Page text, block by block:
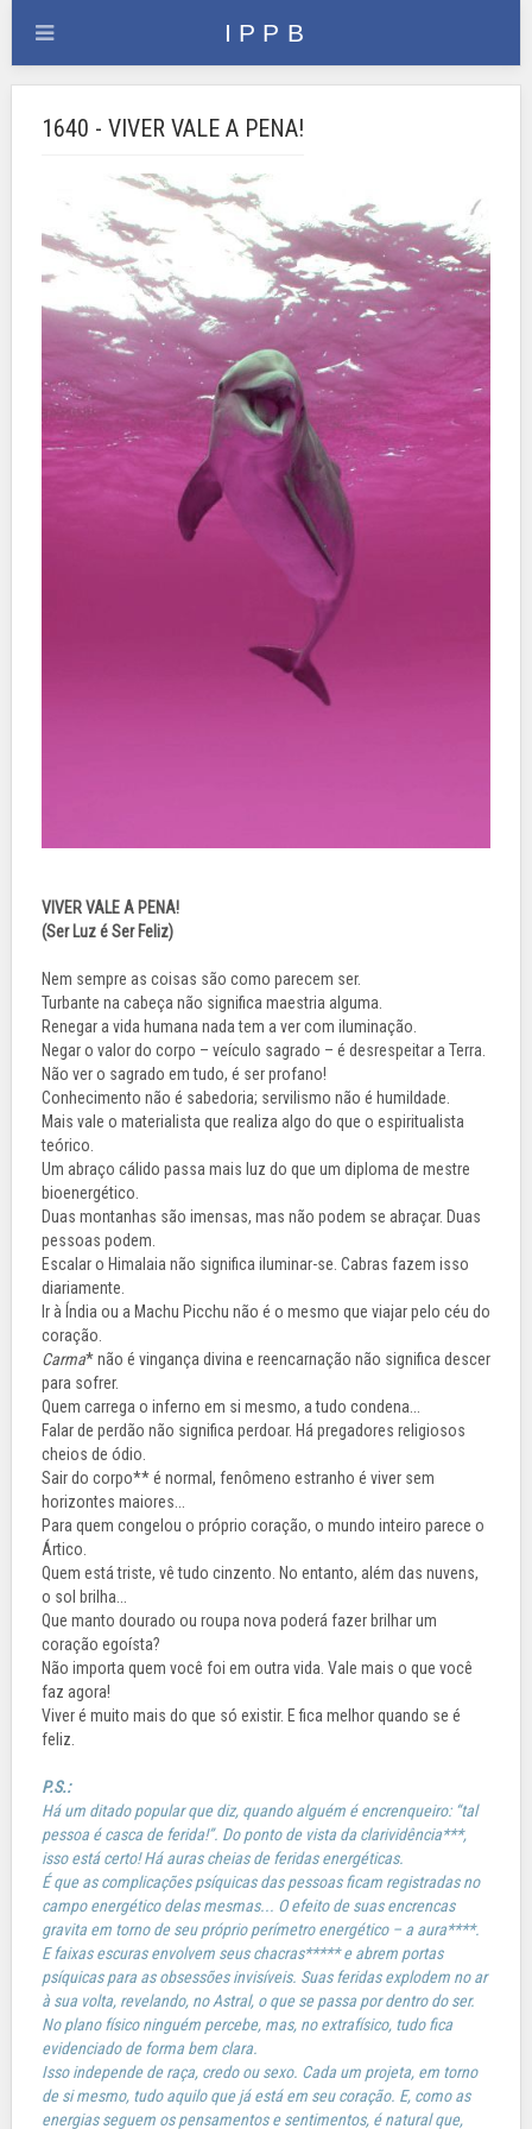
1640 - VIVER VALE A PENA!
VIVER VALE A PENA!
(Ser Luz é Ser Feliz)
Nem sempre as coisas são como parecem ser.
Turbante na cabeça não significa maestria alguma.
Renegar a vida humana nada tem a ver com iluminação.
Negar o valor do corpo – veículo sagrado – é desrespeitar a Terra.
Não ver o sagrado em tudo, é ser profano!
Conhecimento não é sabedoria; servilismo não é humildade.
Mais vale o materialista que realiza algo do que o espiritualista
teórico.
Um abraço cálido passa mais luz do que um diploma de mestre
bioenergético.
Duas montanhas são imensas, mas não podem se abraçar. Duas
pessoas podem.
Escalar o Himalaia não significa iluminar-se. Cabras fazem isso
diariamente.
Ir à Índia ou a Machu Picchu não é o mesmo que viajar pelo céu do
coração.
Carma* não é vingança divina e reencarnação não significa descer
para sofrer.
Quem carrega o inferno em si mesmo, a tudo condena...
Falar de perdão não significa perdoar. Há pregadores religiosos
cheios de ódio.
Sair do corpo** é normal, fenômeno estranho é viver sem
horizontes maiores...
Para quem congelou o próprio coração, o mundo inteiro parece o
Ártico.
Quem está triste, vê tudo cinzento. No entanto, além das nuvens,
o sol brilha...
Que manto dourado ou roupa nova poderá fazer brilhar um
coração egoísta?
Não importa quem você foi em outra vida. Vale mais o que você
faz agora!
Viver é muito mais do que só existir. E fica melhor quando se é
feliz.
P.S.:
Há um ditado popular que diz, quando alguém é encrenqueiro: “tal
pessoa é casca de ferida!”. Do ponto de vista da clarividência***,
isso está certo! Há auras cheias de feridas energéticas.
É que as complicações psíquicas das pessoas ficam registradas no
campo energético delas mesmas... O efeito de suas encrencas
gravita em torno de seu próprio perímetro energético – a aura****.
E faixas escuras envolvem seus chacras***** e abrem portas
psíquicas para as obsessões invisíveis. Suas feridas explodem no ar
à sua volta, revelando, no Astral, o que se passa por dentro do ser.
No plano físico ninguém percebe, mas, no extrafísico, tudo fica
evidenciado de forma bem clara.
Isso independe de raça, credo ou sexo. Cada um projeta, em torno
de si mesmo, tudo aquilo que já está em seu coração. E, como as
energias seguem os pensamentos e sentimentos, é natural que,